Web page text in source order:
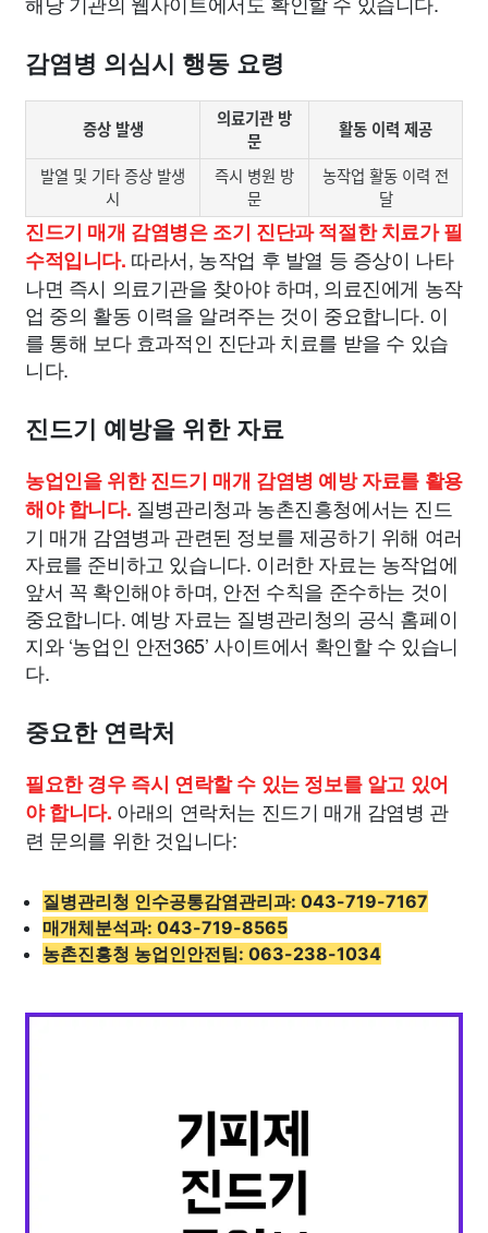
감염병 의심시 행동 요령
증상 발생
의료기관 방
문
활동 이력 제공
발열 및 기타 증상 발생
시
즉시 병원 방
문
농작업 활동 이력 전
달
진드기 매개 감염병은 조기 진단과 적절한 치료가 필
수적입니다. 따라서, 농작업 후 발열 등 증상이 나타
나면 즉시 의료기관을 찾아야 하며, 의료진에게 농작
업 중의 활동 이력을 알려주는 것이 중요합니다. 이
를 통해 보다 효과적인 진단과 치료를 받을 수 있습
니다.
진드기 예방을 위한 자료
농업인을 위한 진드기 매개 감염병 예방 자료를 활용
해야 합니다. 질병관리청과 농촌진흥청에서는 진드
기 매개 감염병과 관련된 정보를 제공하기 위해 여러
자료를 준비하고 있습니다. 이러한 자료는 농작업에
앞서 꼭 확인해야 하며, 안전 수칙을 준수하는 것이
중요합니다. 예방 자료는 질병관리청의 공식 홈페이
지와 ‘농업인 안전365’ 사이트에서 확인할 수 있습니
다.
중요한 연락처
필요한 경우 즉시 연락할 수 있는 정보를 알고 있어
야 합니다. 아래의 연락처는 진드기 매개 감염병 관
련 문의를 위한 것입니다:
질병관리청 인수공통감염관리과: 043-719-7167
매개체분석과: 043-719-8565
농촌진흥청 농업인안전팀: 063-238-1034